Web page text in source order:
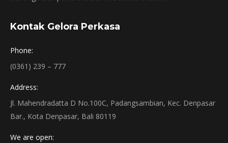
Kontak Gelora Perkasa
Phone:
(0361) 239 – 777
Address:
Jl. Mahendradatta D No.100C, Padangsambian, Kec. Denpasar
Bar., Kota Denpasar, Bali 80119
We are open: